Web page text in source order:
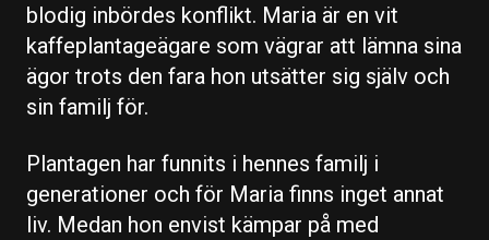
blodig inbördes konflikt. Maria är en vit
kaffeplantageägare som vägrar att lämna sina
ägor trots den fara hon utsätter sig själv och
sin familj för.
Plantagen har funnits i hennes familj i
generationer och för Maria finns inget annat
liv. Medan hon envist kämpar på med